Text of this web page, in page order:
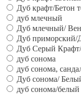
Дуб крафт/Бетон
дуб млечный
Дуб млечный/
Дуб приморский/
Дуб Серый
дуб сонома
дуб сонома,
Дуб сонома/
дуб сонома/белый